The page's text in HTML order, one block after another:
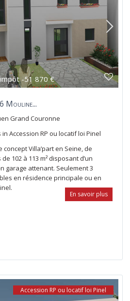
-51 870 €
Mouline...
Grand Couronne
in Accession RP ou locatif loi Pinel
Villa’part en Seine, de
102 à 113 m² disposant d’un
garage attenant. Seulement 3
en résidence principale ou en
En savoir plus
Accession RP ou locatif loi Pinel